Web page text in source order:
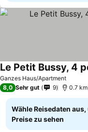
Ganzes Haus/Apartment
Le Petit Bussy, 4
8,0 Sehr gut 9 0.7
Wähle Reisedaten
Preise zu sehen